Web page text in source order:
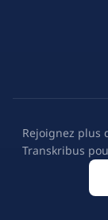
Rejoignez plus
Transkribus